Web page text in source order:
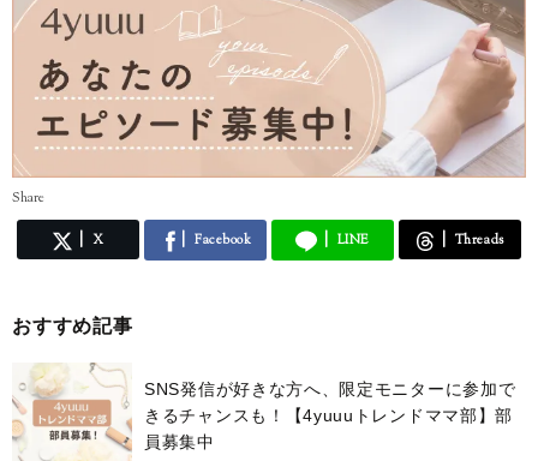
Share
X Facebook LINE Threads
おすすめ記事
SNS発信が好きな方へ、限定モニターに参加で
きるチャンスも！【4yuuuトレンドママ部】部
員募集中